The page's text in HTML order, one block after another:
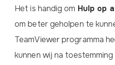
Het is handig om Hulp op
om beter geholpen te
TeamViewer programma
kunnen wij na